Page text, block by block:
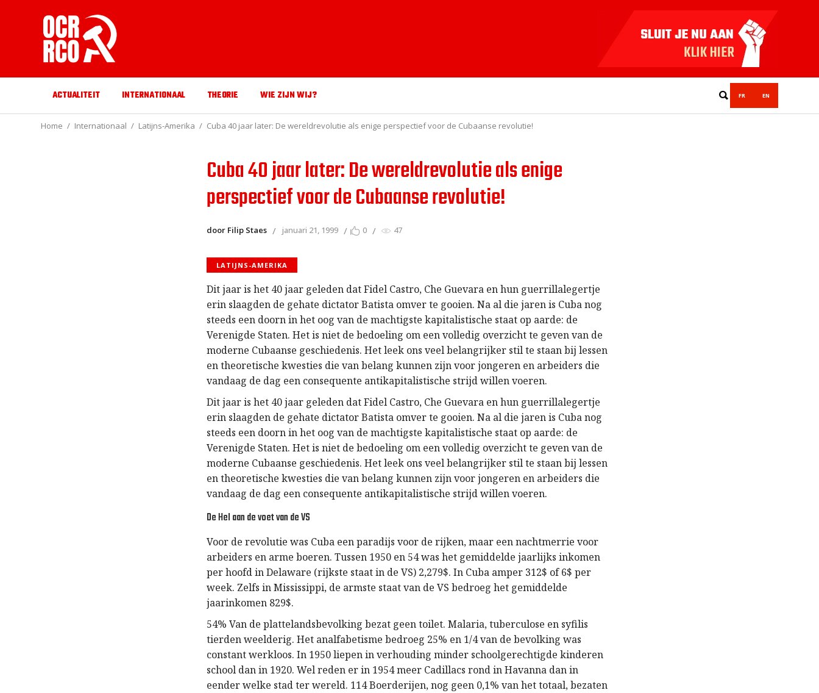
ACTUALITEIT INTERNATIONAAL THEORIE WIE ZIJN WIJ? FR EN
Home Internationaal Latijns-Amerika Cuba 40 jaar later: De wereldrevolutie als enige perspectief voor de Cubaanse revolutie!
Cuba 40 jaar later: De wereldrevolutie als enige
perspectief voor de Cubaanse revolutie!
door Filip Staes januari 21, 1999 0 47
LATIJNS-AMERIKA
Dit jaar is het 40 jaar geleden dat Fidel Castro, Che Guevara en hun guerrillalegertje
erin slaagden de gehate dictator Batista omver te gooien. Na al die jaren is Cuba nog
steeds een doorn in het oog van de machtigste kapitalistische staat op aarde: de
Verenigde Staten. Het is niet de bedoeling om een volledig overzicht te geven van de
moderne Cubaanse geschiedenis. Het leek ons veel belangrijker stil te staan bij lessen
en theoretische kwesties die van belang kunnen zijn voor jongeren en arbeiders die
vandaag de dag een consequente antikapitalistische strijd willen voeren.
Dit jaar is het 40 jaar geleden dat Fidel Castro, Che Guevara en hun guerrillalegertje
erin slaagden de gehate dictator Batista omver te gooien. Na al die jaren is Cuba nog
steeds een doorn in het oog van de machtigste kapitalistische staat op aarde: de
Verenigde Staten. Het is niet de bedoeling om een volledig overzicht te geven van de
moderne Cubaanse geschiedenis. Het leek ons veel belangrijker stil te staan bij lessen
en theoretische kwesties die van belang kunnen zijn voor jongeren en arbeiders die
vandaag de dag een consequente antikapitalistische strijd willen voeren.
De Hel aan de voet van de VS
Voor de revolutie was Cuba een paradijs voor de rijken, maar een nachtmerrie voor
arbeiders en arme boeren. Tussen 1950 en 54 was het gemiddelde jaarlijks inkomen
per hoofd in Delaware (rijkste staat in de VS) 2,279$. In Cuba amper 312$ of 6$ per
week. Zelfs in Mississippi, de armste staat van de VS bedroeg het gemiddelde
jaarinkomen 829$.
54% Van de plattelandsbevolking bezat geen toilet. Malaria, tuberculose en syfilis
tierden weelderig. Het analfabetisme bedroeg 25% en 1/4 van de bevolking was
constant werkloos. In 1950 liepen in verhouding minder schoolgerechtigde kinderen
school dan in 1920. Wel reden er in 1954 meer Cadillacs rond in Havanna dan in
eender welke stad ter wereld. 114 Boerderijen, nog geen 0,1% van het totaal, bezaten